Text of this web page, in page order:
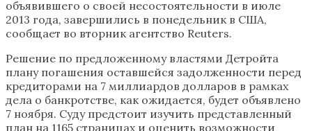
объявившего о своей несостоятельности в июле
2013 года, завершились в понедельник в США,
сообщает во вторник агентство Reuters.
Решение по предложенному властями Детройта
плану погашения оставшейся задолженности перед
кредиторами на 7 миллиардов долларов в рамках
дела о банкротстве, как ожидается, будет объявлено
7 ноября. Суду предстоит изучить представленный
план на 1165 страницах и оценить возможности